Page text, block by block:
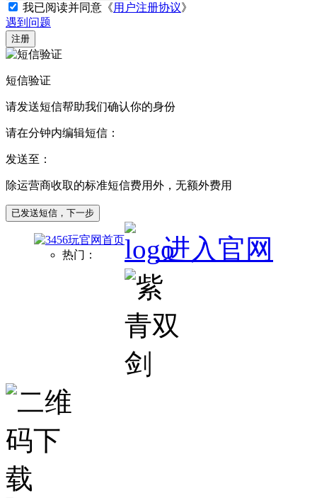
我已阅读并同意《用户注册协议》
遇到问题
注册
短信验证
请发送短信帮助我们确认你的身份
请在分钟内编辑短信：
发送至：
除运营商收取的标准短信费用外，无额外费用
已发送短信，下一步
热门： 进入官网